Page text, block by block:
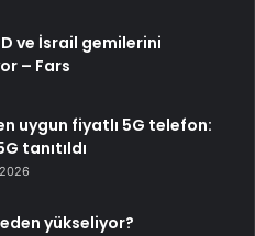
ve İsrail gemilerini
– Fars
uygun fiyatlı 5G telefon:
tanıtıldı
yükseliyor?